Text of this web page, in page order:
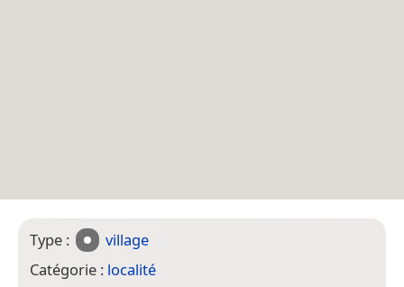
Type :
village
Catégorie : localité